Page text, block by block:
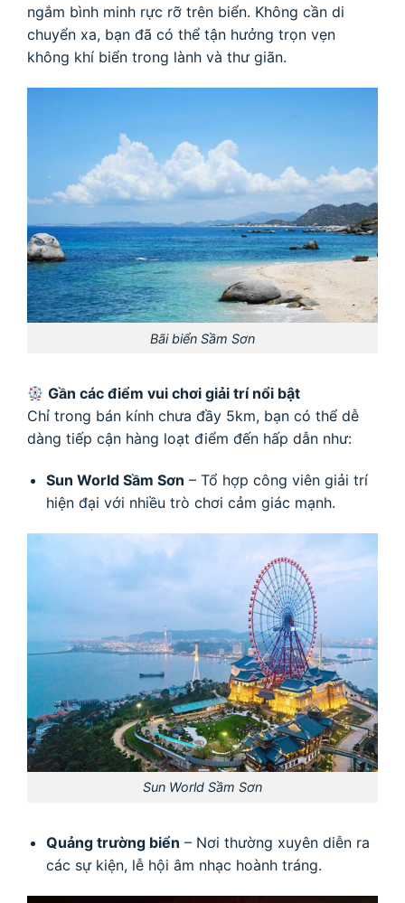
ngắm bình minh rực rỡ trên biển. Không cần di
chuyển xa, bạn đã có thể tận hưởng trọn vẹn
không khí biển trong lành và thư giãn.
Bãi biển Sầm Sơn
Gần các điểm vui chơi giải trí nổi bật
Chỉ trong bán kính chưa đầy 5km, bạn có thể dễ
dàng tiếp cận hàng loạt điểm đến hấp dẫn như:
Sun World Sầm Sơn – Tổ hợp công viên giải trí
hiện đại với nhiều trò chơi cảm giác mạnh.
Sun World Sầm Sơn
Quảng trường biển – Nơi thường xuyên diễn ra
các sự kiện, lễ hội âm nhạc hoành tráng.